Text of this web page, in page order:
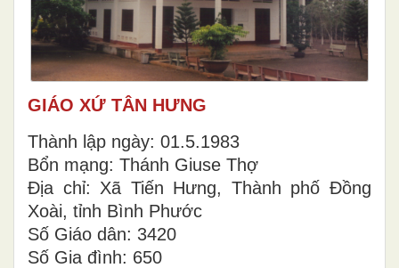
GIÁO XỨ TÂN HƯNG
Thành lập ngày: 01.5.1983
Bổn mạng: Thánh Giuse Thợ
Địa chỉ: Xã Tiến Hưng, Thành phố Đồng
Xoài, tỉnh Bình Phước
Số Giáo dân: 3420
Số Gia đình: 650